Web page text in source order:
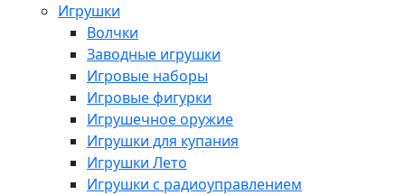
Игрушки
Волчки
Заводные игрушки
Игровые наборы
Игровые фигурки
Игрушечное оружие
Игрушки для купания
Игрушки Лето
Игрушки с радиоуправлением